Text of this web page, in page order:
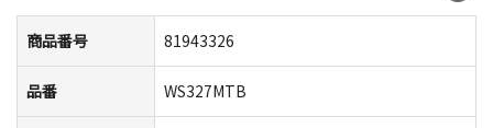
商品番号 81943326
品番 WS327MTB